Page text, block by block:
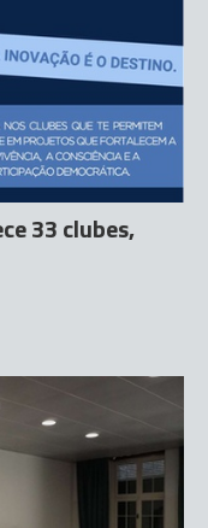
33 clubes,